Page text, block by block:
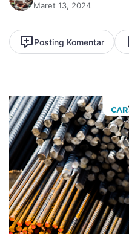
Maret 13, 2024
Posting Komentar